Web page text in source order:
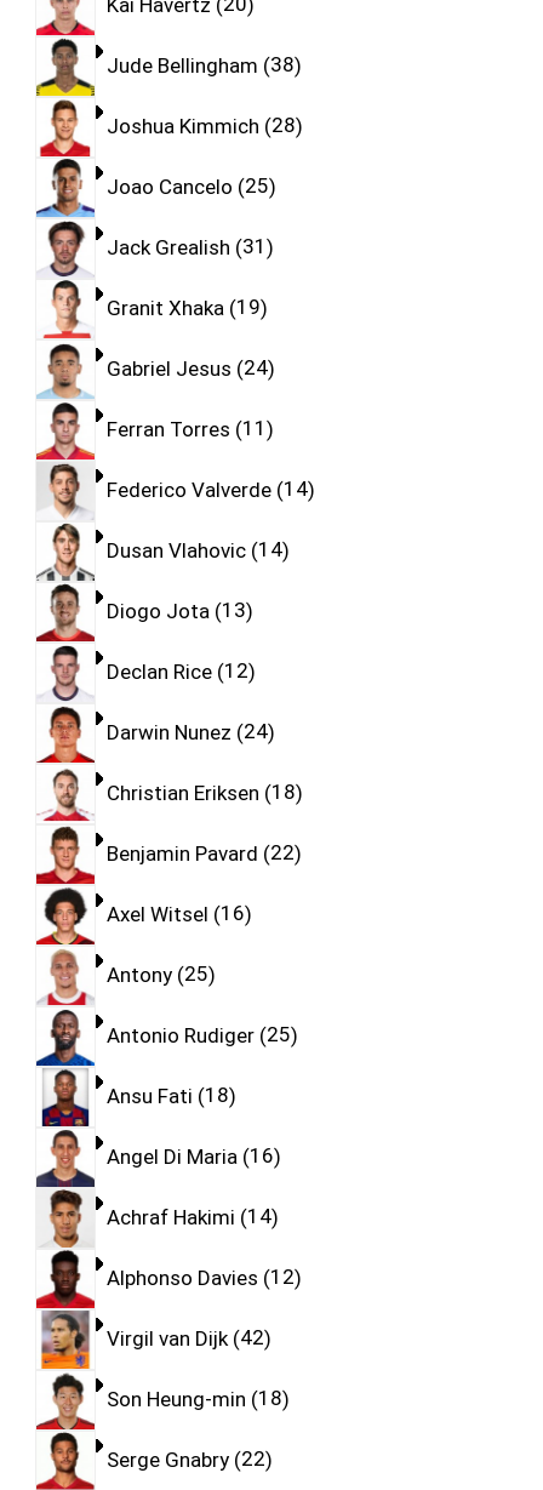
Jude Bellingham 38
Joshua Kimmich 28
Joao Cancelo 25
Jack Grealish 31
Granit Xhaka 19
Gabriel Jesus 24
Ferran Torres 11
Federico Valverde 14
Dusan Vlahovic 14
Diogo Jota 13
Declan Rice 12
Darwin Nunez 24
Christian Eriksen 18
Benjamin Pavard 22
Axel Witsel 16
Antony 25
Antonio Rudiger 25
Ansu Fati 18
Angel Di Maria 16
Achraf Hakimi 14
Alphonso Davies 12
Virgil van Dijk 42
Son Heung-min 18
Serge Gnabry 22